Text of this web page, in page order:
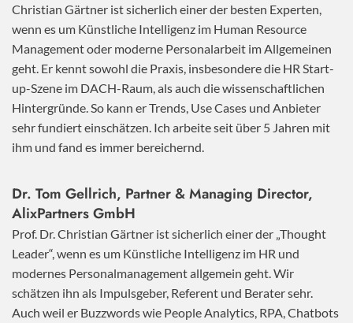
Christian Gärtner ist sicherlich einer der besten Experten,
wenn es um Künstliche Intelligenz im Human Resource
Management oder moderne Personalarbeit im Allgemeinen
geht. Er kennt sowohl die Praxis, insbesondere die HR Start-
up-Szene im DACH-Raum, als auch die wissenschaftlichen
Hintergründe. So kann er Trends, Use Cases und Anbieter
sehr fundiert einschätzen. Ich arbeite seit über 5 Jahren mit
ihm und fand es immer bereichernd.
Dr. Tom Gellrich, Partner & Managing Director,
AlixPartners GmbH
Prof. Dr. Christian Gärtner ist sicherlich einer der „Thought
Leader“, wenn es um Künstliche Intelligenz im HR und
modernes Personalmanagement allgemein geht. Wir
schätzen ihn als Impulsgeber, Referent und Berater sehr.
Auch weil er Buzzwords wie People Analytics, RPA, Chatbots